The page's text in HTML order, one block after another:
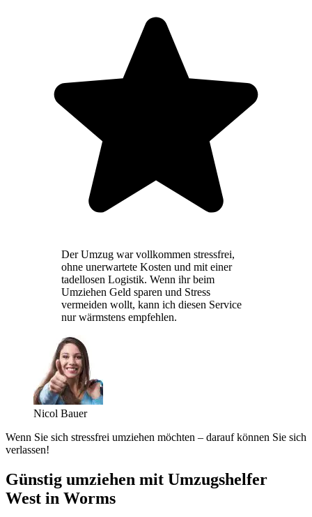
Der Umzug war vollkommen stressfrei,
ohne unerwartete Kosten und mit einer
tadellosen Logistik. Wenn ihr beim
Umziehen Geld sparen und Stress
vermeiden wollt, kann ich diesen Service
nur wärmstens empfehlen.
Nicol Bauer
Wenn Sie sich stressfrei umziehen möchten – darauf können Sie sich
verlassen!
Günstig umziehen mit Umzugshelfer
West in Worms